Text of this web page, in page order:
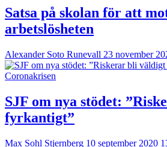
Satsa på skolan för att
arbetslösheten
Alexander Soto Runevall 23 november
Coronakrisen
SJF om nya stödet:
fyrkantigt”
Max Sohl Stjernberg 10 september 2020